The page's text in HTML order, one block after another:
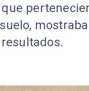
resultados.